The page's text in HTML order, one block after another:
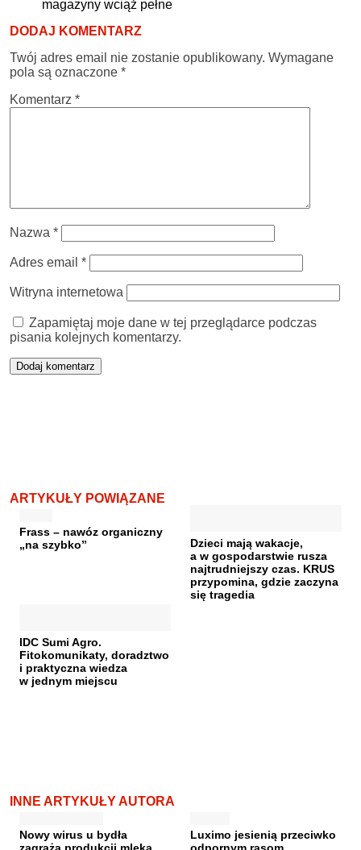
magazyny wciąż pełne
DODAJ KOMENTARZ
Twój adres email nie zostanie opublikowany. Wymagane
pola są oznaczone *
Komentarz *
Nazwa *
Adres email *
Witryna internetowa
Zapamiętaj moje dane w tej przeglądarce podczas
pisania kolejnych komentarzy.
ARTYKUŁY POWIĄZANE
Frass – nawóz organiczny
„na szybko”
Dzieci mają wakacje,
a w gospodarstwie rusza
najtrudniejszy czas. KRUS
przypomina, gdzie zaczyna
się tragedia
IDC Sumi Agro.
Fitokomunikaty, doradztwo
i praktyczna wiedza
w jednym miejscu
INNE ARTYKUŁY AUTORA
Nowy wirus u bydła
Luximo jesienią przeciwko